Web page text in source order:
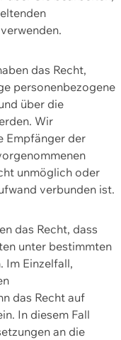
das Recht,
personenbezogene
über die
Wir
Empfänger der
unmöglich oder
verbunden ist.
das Recht, dass
unter bestimmten
Im Einzelfall,
das Recht auf
In diesem Fall
an die